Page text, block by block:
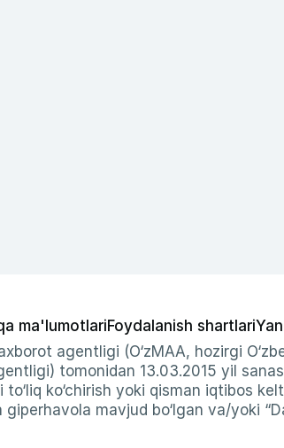
ma'lumotlariFoydalanish shartlari
agentligi (O‘zMAA, hozirgi
tomonidan 13.03.2015 yil
ko‘chirish yoki qisman iqtibos
mavjud bo‘lgan va/yoki